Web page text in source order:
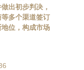
出初步判决，
多个渠道签订
位，构成市场